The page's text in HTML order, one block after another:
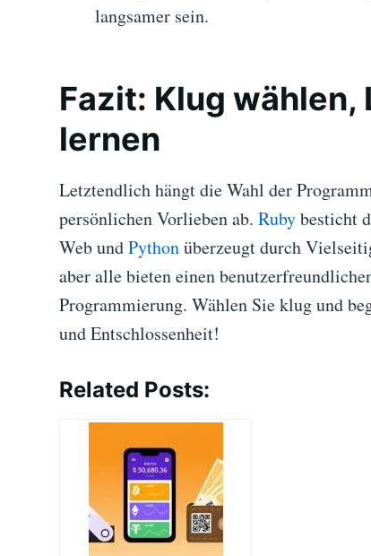
langsamer sein.
Fazit: Klug
lernen
Letztendlich hängt die Wahl der
persönlichen Vorlieben ab. Rubybesticht
Web undPythonüberzeugt durch
aber alle bieten einen
Programmierung. Wählen Sie klug und
und Entschlossenheit!
Related Posts: